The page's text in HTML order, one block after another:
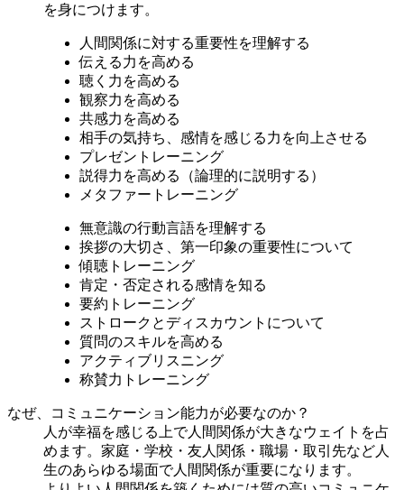
を身につけます。
人間関係に対する重要性を理解する
伝える力を高める
聴く力を高める
観察力を高める
共感力を高める
相手の気持ち、感情を感じる力を向上させる
プレゼントレーニング
説得力を高める（論理的に説明する）
メタファートレーニング
無意識の行動言語を理解する
挨拶の大切さ、第一印象の重要性について
傾聴トレーニング
肯定・否定される感情を知る
要約トレーニング
ストロークとディスカウントについて
質問のスキルを高める
アクティブリスニング
称賛力トレーニング
なぜ、コミュニケーション能力が必要なのか？
人が幸福を感じる上で人間関係が大きなウェイトを占
めます。家庭・学校・友人関係・職場・取引先など人
生のあらゆる場面で人間関係が重要になります。